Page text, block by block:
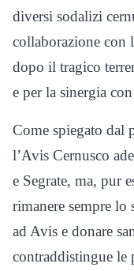
diversi sodalizi
collaborazione con
dopo il tragico
e per la sinergia
Come spiegato dal
l’Avis Cernusco
e Segrate, ma, pur
rimanere sempre lo
ad Avis e donare
contraddistingue le